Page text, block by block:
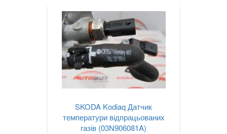
SKODA Kodiaq Датчик
температури відпрацьованих
газів (03N906081A)